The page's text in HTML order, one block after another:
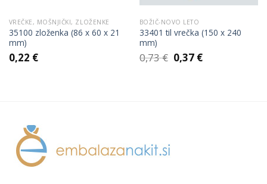
VREČKE, MOŠNJIČKI, ZLOŽENKE
35100 zloženka (86 x 60 x 21
mm)
0,22 €
BOŽIČ-NOVO LETO
33401 til vrečka (150 x 240
mm)
0,73€ Izvirna
cena
0,37 €Trenutna